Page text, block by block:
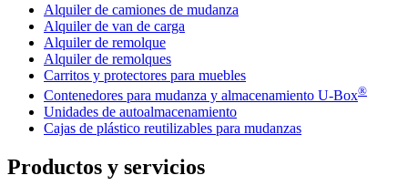
Alquiler de camiones de mudanza
Alquiler de van de carga
Alquiler de remolque
Alquiler de remolques
Carritos y protectores para muebles
Contenedores para mudanza y almacenamiento U-Box®
Unidades de autoalmacenamiento
Cajas de plástico reutilizables para mudanzas
Productos y servicios